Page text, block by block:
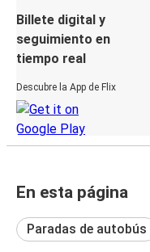
Billete digital y
seguimiento en
tiempo real
Descubre la App de Flix
En esta página
Paradas de autobús